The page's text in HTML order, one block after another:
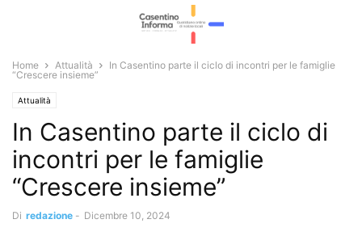
Home Attualità
In Casentino parte il ciclo di incontri per le famiglie
“Crescere insieme”
Attualità
In Casentino parte il ciclo di
incontri per le famiglie
“Crescere insieme”
Di redazione - Dicembre 10, 2024